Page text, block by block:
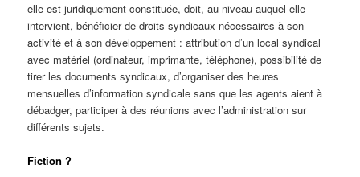
elle est juridiquement constituée, doit, au niveau auquel elle
intervient, bénéficier de droits syndicaux nécessaires à son
activité et à son développement : attribution d’un local syndical
avec matériel (ordinateur, imprimante, téléphone), possibilité de
tirer les documents syndicaux, d’organiser des heures
mensuelles d’information syndicale sans que les agents aient à
débadger, participer à des réunions avec l’administration sur
différents sujets.
Fiction ?